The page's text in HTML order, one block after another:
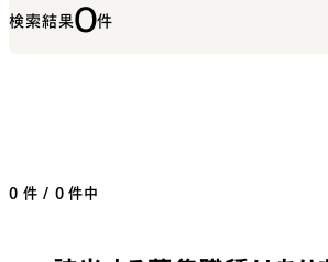
検索結果0件
0 件 / 0 件中